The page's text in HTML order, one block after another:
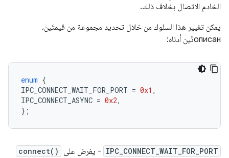
الخادم الاتصال بخلاف ذلك.
يمكن تغيير هذا السلوك من خلال تحديد مجموعة من قيمتَين،
описанتَين أدناه:
enum {
IPC_CONNECT_WAIT_FOR_PORT = 0x1 ,
IPC_CONNECT_ASYNC = 0x2,
};
IPC_CONNECT_WAIT_FOR_PORT - يفرض على connect()